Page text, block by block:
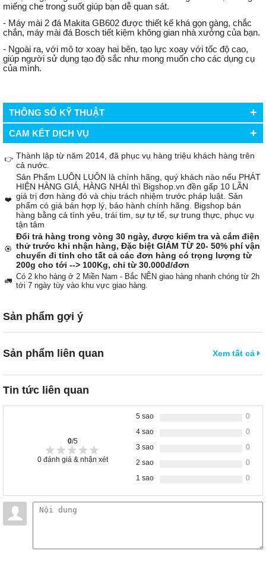
miếng che trong suốt giúp bạn dễ quan sát.
- Máy mài 2 đá Makita GB602 được thiết kế khá gọn gàng, chắc
chắn, máy mài đá Bosch tiết kiệm không gian nhà xưởng của bạn.
- Ngoài ra, với mô tơ xoay hai bên, tạo lực xoay với tốc độ cao,
giúp người sử dụng tạo độ sắc như mong muốn cho các dụng cụ
của mình.
THÔNG SỐ KỸ THUẬT +
CAM KẾT DỊCH VỤ +
👉 Thành lập từ năm 2014, đã phục vụ hàng triệu khách hàng trên
cả nước.
❤️
Sản Phẩm LUÔN LUÔN là chính hãng, quý khách nào nếu PHÁT
HIỆN HÀNG GIẢ, HÀNG NHÁI thì Bigshop.vn đền gấp 10 LẦN
giá trị đơn hàng đó và chịu trách nhiệm trước pháp luật. Sản
phẩm có giá bán hợp lý, bảo hành chính hãng. Bigshop bán
hàng bằng cả tình yêu, trái tim, sự tự tế, sự trung thực, phục vụ
tận tâm
🏵️
Đổi trả hàng trong vòng 30 ngày, được kiểm tra và cắm điện
thử trước khi nhận hàng, Đặc biệt GIẢM TỪ 20- 50% phí vận
chuyển đi tỉnh cho tất cả các đơn hàng có trọng lượng từ
200g cho tới --> 100Kg, chỉ từ 30.000đ/đơn
🚛 Có 2 kho hàng ở 2 Miền Nam - Bắc NÊN giao hàng nhanh chóng từ 2h
tới 7 ngày tùy vào khu vực giao hàng.
Sản phẩm gợi ý
Sản phẩm liên quan Xem tất cả
Tin tức liên quan
0/5
0 đánh giá & nhận xét
5 sao
0
4 sao
0
3 sao
0
2 sao
0
1 sao
0